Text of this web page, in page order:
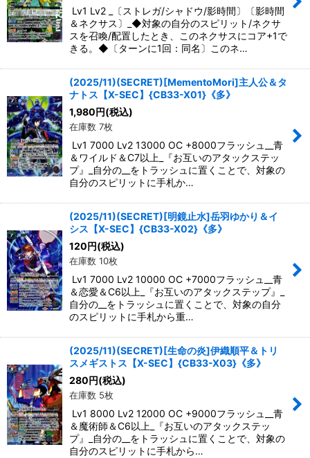
Lv1 Lv2 _〔ストレガ/シャドウ/影時間〕〔影時間
＆ネクサス〕_◆対象の自分のスピリット/ネクサ
スを召喚/配置したとき、このネクサスにコア+1で
きる。◆〔ターンに1回：同名〕このネ…
(2025/11)(SECRET)[MementoMori]主人公＆タ
ナトス【X-SEC】{CB33-X01}《多》
1,980 円(税込)
在庫数 7枚
Lv1 7000 Lv2 13000 OC +8000フラッシュ__青
＆ワイルド＆C7以上_『お互いのアタックステッ
プ』_自分の__をトラッシュに置くことで、対象の
自分のスピリットに手札か…
(2025/11)(SECRET)[明鏡止水]岳羽ゆかり＆イ
シス【X-SEC】{CB33-X02}《多》
120 円(税込)
在庫数 10枚
Lv1 7000 Lv2 10000 OC +7000フラッシュ__青
＆恋愛＆C6以上_『お互いのアタックステップ』_
自分の__をトラッシュに置くことで、対象の自分
のスピリットに手札から重…
(2025/11)(SECRET)[生命の炎]伊織順平＆トリ
スメギストス【X-SEC】{CB33-X03}《多》
280 円(税込)
在庫数 5枚
Lv1 8000 Lv2 12000 OC +9000フラッシュ__青
＆魔術師＆C6以上_『お互いのアタックステッ
プ』_自分の__をトラッシュに置くことで、対象の
自分のスピリットに手札から…